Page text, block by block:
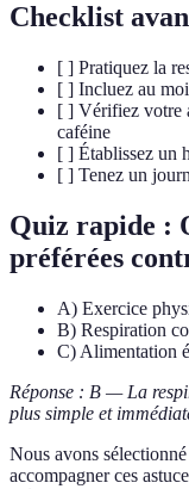
Checklist
[ ] Pratiquez la
[ ] Incluez au
[ ] Vérifiez votre
caféine
[ ] Établissez un
[ ] Tenez un
Quiz rapide :
préférées
A) Exercice
B) Respiration
C) Alimentation
Réponse : B — La
plus simple et
Nous avons
accompagner ces